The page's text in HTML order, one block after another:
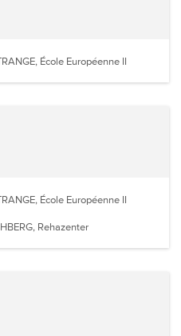
École Européenne II
École Européenne II
Rehazenter